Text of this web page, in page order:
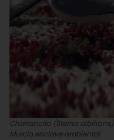
Charrancito (Sterna albifrons)
Murcia enclave ambiental